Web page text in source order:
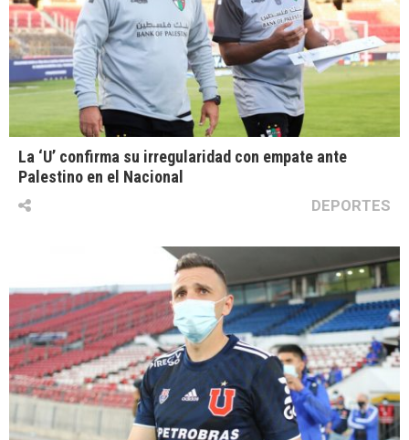
La ‘U’ confirma su irregularidad con empate ante
Palestino en el Nacional
DEPORTES